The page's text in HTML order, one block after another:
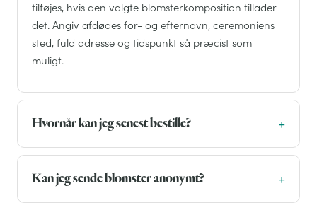
tilføjes, hvis den valgte blomsterkomposition tillader
det. Angiv afdødes for- og efternavn, ceremoniens
sted, fuld adresse og tidspunkt så præcist som
muligt.
Hvornår kan jeg senest bestille?
Kan jeg sende blomster anonymt?